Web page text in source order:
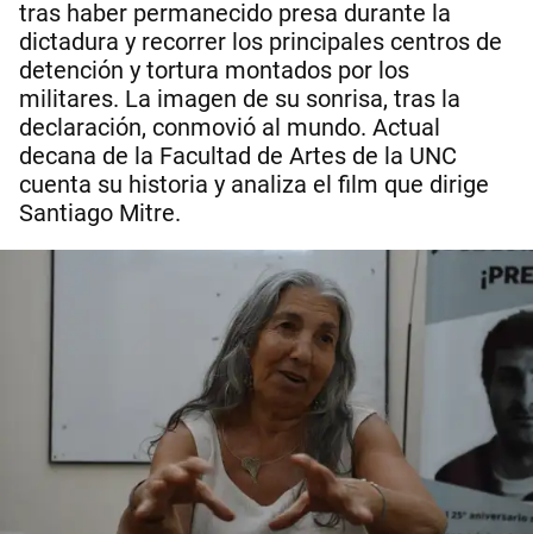
tras haber permanecido presa durante la
dictadura y recorrer los principales centros de
detención y tortura montados por los
militares. La imagen de su sonrisa, tras la
declaración, conmovió al mundo. Actual
decana de la Facultad de Artes de la UNC
cuenta su historia y analiza el film que dirige
Santiago Mitre.